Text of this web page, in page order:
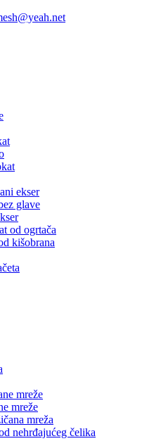
ekser
glave
od ogrtača
kišobrana
mreže
mreže
mreža
nehrđajućeg čelika